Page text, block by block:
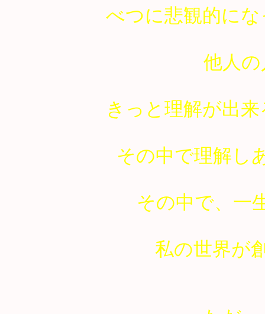
べつに悲観的に
他人
きっと理解が出
その中で理解し
その中で、一
私の世界が